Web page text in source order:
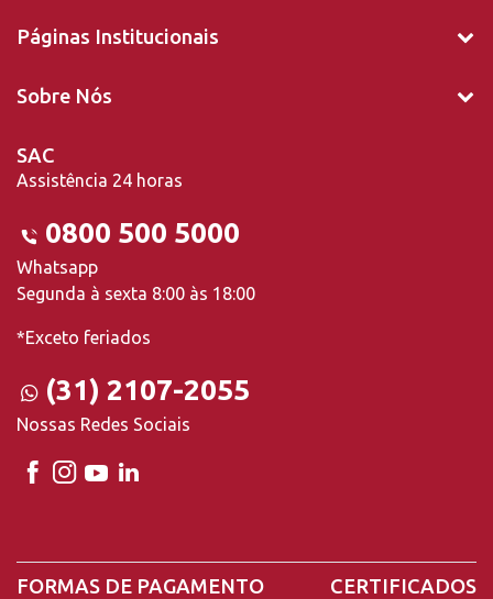
Páginas Institucionais
Sobre Nós
SAC
Assistência 24 horas
0800 500 5000
Whatsapp
Segunda à sexta 8:00 às 18:00
*Exceto feriados
(31) 2107-2055
Nossas Redes Sociais
FORMAS DE PAGAMENTO CERTIFICADOS